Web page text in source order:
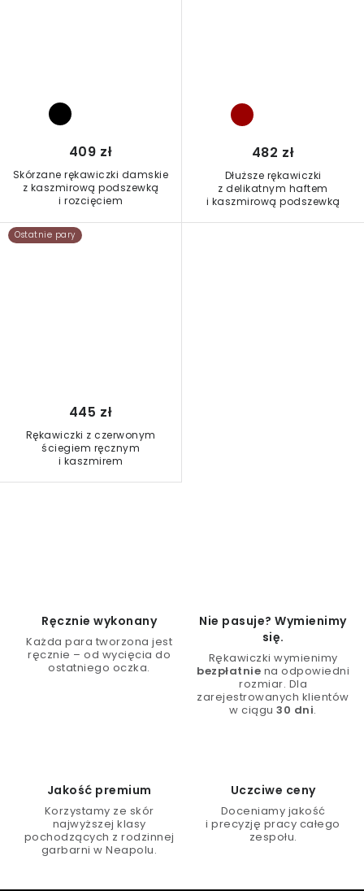
Skórzane rękawiczki damskie
z kaszmirową podszewką
i rozcięciem
409 zł
Dłuższe rękawiczki
z delikatnym haftem
i kaszmirową podszewką
482 zł
Rękawiczki z czerwonym
ściegiem ręcznym
i kaszmirem
Ostatnie pary
445 zł
Ręcznie wykonany
Każda para tworzona jest
ręcznie – od wycięcia do
ostatniego oczka.
Nie pasuje? Wymienimy
się.
Rękawiczki wymienimy
bezpłatnie na odpowiedni
rozmiar. Dla
zarejestrowanych klientów
w ciągu30 dni.
Jakość premium
Korzystamy ze skór
najwyższej klasy
pochodzących z rodzinnej
garbarni w Neapolu.
Uczciwe ceny
Doceniamy jakość
i precyzję pracy całego
zespołu.